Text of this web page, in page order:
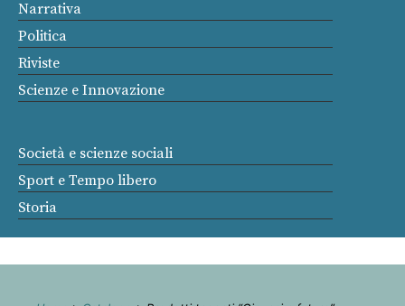
Narrativa
Politica
Riviste
Scienze e Innovazione
Società e scienze sociali
Sport e Tempo libero
Storia